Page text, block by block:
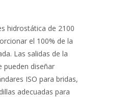
hidrostática de 2100
el 100% de la
Las salidas de la
pueden diseñar
ISO para bridas,
adecuadas para